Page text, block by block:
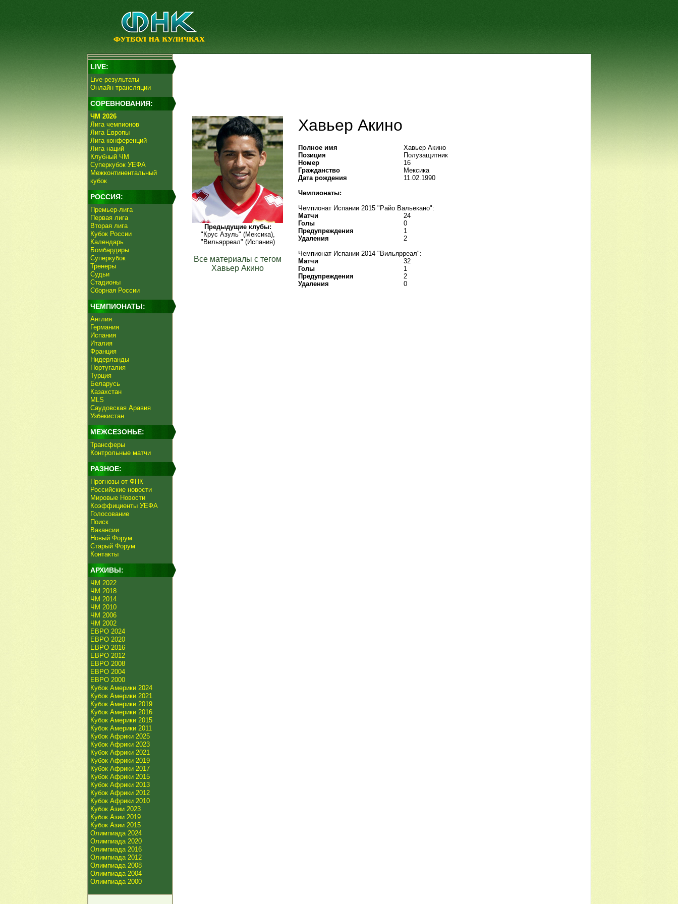
LIVE:
Live-результаты
Онлайн трансляции
СОРЕВНОВАНИЯ:
ЧМ 2026
Лига чемпионов
Лига Европы
Лига конференций
Лига наций
Клубный ЧМ
Суперкубок УЕФА
Межконтинентальный
кубок
РОССИЯ:
Премьер-лига
Первая лига
Вторая лига
Кубок России
Календарь
Бомбардиры
Суперкубок
Тренеры
Судьи
Стадионы
Сборная России
ЧЕМПИОНАТЫ:
Англия
Германия
Испания
Италия
Франция
Нидерланды
Португалия
Турция
Беларусь
Казахстан
MLS
Саудовская Аравия
Узбекистан
МЕЖСЕЗОНЬЕ:
Трансферы
Контрольные матчи
РАЗНОЕ:
Прогнозы от ФНК
Российские новости
Мировые Новости
Коэффициенты УЕФА
Голосование
Поиск
Вакансии
Новый Форум
Старый Форум
Контакты
АРХИВЫ:
ЧМ 2022
ЧМ 2018
ЧМ 2014
ЧМ 2010
ЧМ 2006
ЧМ 2002
ЕВРО 2024
ЕВРО 2020
ЕВРО 2016
ЕВРО 2012
ЕВРО 2008
ЕВРО 2004
ЕВРО 2000
Кубок Америки 2024
Кубок Америки 2021
Кубок Америки 2019
Кубок Америки 2016
Кубок Америки 2015
Кубок Америки 2011
Кубок Африки 2025
Кубок Африки 2023
Кубок Африки 2021
Кубок Африки 2019
Кубок Африки 2017
Кубок Африки 2015
Кубок Африки 2013
Кубок Африки 2012
Кубок Африки 2010
Кубок Азии 2023
Кубок Азии 2019
Кубок Азии 2015
Олимпиада 2024
Олимпиада 2020
Олимпиада 2016
Олимпиада 2012
Олимпиада 2008
Олимпиада 2004
Олимпиада 2000
Предыдущие клубы:
"Крус Азуль" (Мексика),
"Вильярреал" (Испания)
Все материалы с тегом
Хавьер Акино
Хавьер Акино
Полное имя
Хавьер Акино
Позиция
Полузащитник
Номер
16
Гражданство
Мексика
Дата рождения
11.02.1990
Чемпионаты:
Чемпионат Испании 2015 "Райо Вальекано":
Матчи
24
Голы
0
Предупреждения
1
Удаления
2
Чемпионат Испании 2014 "Вильярреал":
Матчи
32
Голы
1
Предупреждения
2
Удаления
0